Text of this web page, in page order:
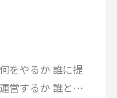
をやるか 誰に提
営するか 誰とや